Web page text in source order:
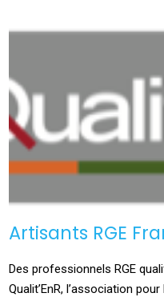
Artisants RGE
Des professionnels RGE
Qualit’EnR, l’association